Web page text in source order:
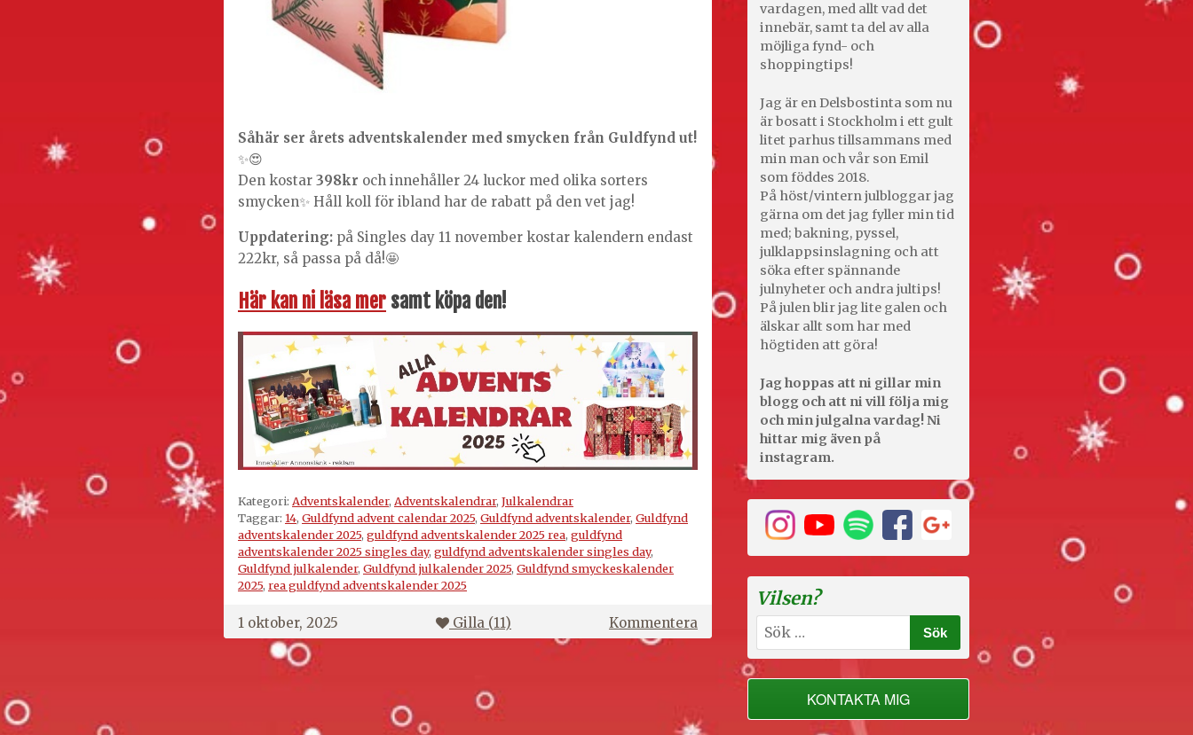
Såhär ser årets adventskalender med smycken från Guldfynd ut!
✨😍
Den kostar 398kr och innehåller 24 luckor med olika sorters
smycken✨ Håll koll för ibland har de rabatt på den vet jag!
Uppdatering: på Singles day 11 november kostar kalendern endast
222kr, så passa på då!🤩
Här kan ni läsa mer samt köpa den!
Kategori: Adventskalender, Adventskalendrar, Julkalendrar
Taggar: 14, Guldfynd advent calendar 2025, Guldfynd adventskalender, Guldfynd
adventskalender 2025, guldfynd adventskalender 2025 rea, guldfynd
adventskalender 2025 singles day, guldfynd adventskalender singles day,
Guldfynd julkalender, Guldfynd julkalender 2025, Guldfynd smyckeskalender
2025, rea guldfynd adventskalender 2025
1 oktober, 2025 Gilla (11) Kommentera
Guldfynd
adventskalender
vardagen, med allt vad det
innebär, samt ta del av alla
möjliga fynd- och
shoppingtips!
Jag är en Delsbostinta som nu
är bosatt i Stockholm i ett gult
litet parhus tillsammans med
min man och vår son Emil
som föddes 2018.
På höst/vintern julbloggar jag
gärna om det jag fyller min tid
med; bakning, pyssel,
julklappsinslagning och att
söka efter spännande
julnyheter och andra jultips!
På julen blir jag lite galen och
älskar allt som har med
högtiden att göra!
Jag hoppas att ni gillar min
blogg och att ni vill följa mig
och min julgalna vardag! Ni
hittar mig även på
instagram.
Vilsen?
Sök
efter:
KONTAKTA MIG